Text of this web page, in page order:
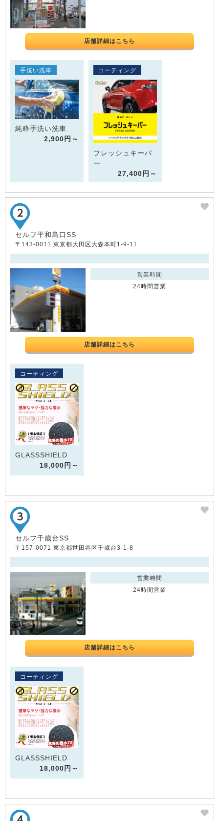
店舗詳細はこちら
手洗い洗車
純粋手洗い洗車
2,900円～
コーティング
フレッシュキーパ
ー
27,400円～
セルフ平和島口SS
〒143-0011 東京都大田区大森本町1-9-11
営業時間
24時間営業
店舗詳細はこちら
コーティング
GLASSSHIELD
18,000円～
セルフ千歳台SS
〒157-0071 東京都世田谷区千歳台3-1-8
営業時間
24時間営業
店舗詳細はこちら
コーティング
GLASSSHIELD
18,000円～